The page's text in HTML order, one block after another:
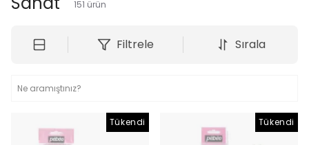
151 ürün
Filtrele Sırala
Tükendi Tükendi